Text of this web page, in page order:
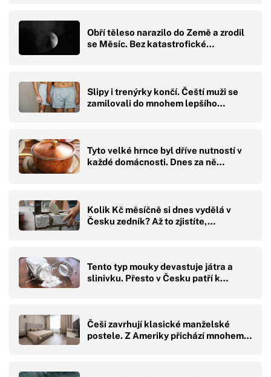
Obří těleso narazilo do Země a zrodil
se Měsíc. Bez katastrofické…
Slipy i trenýrky končí. Čeští muži se
zamilovali do mnohem lepšího…
Tyto velké hrnce byl dříve nutností v
každé domácnosti. Dnes za ně…
Kolik Kč měsíčně si dnes vydělá v
Česku zedník? Až to zjistíte,…
Tento typ mouky devastuje játra a
slinivku. Přesto v Česku patří k…
Češi zavrhují klasické manželské
postele. Z Ameriky přichází mnohem…